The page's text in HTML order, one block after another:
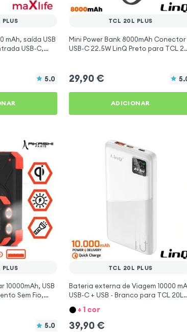
mAh, saída USB
USB-C,
5.0
TCL 20L PLUS
Mini Power Bank 8000mAh Conector
USB-C 22.5W LinQ Preto para TCL
29,90 €
ADICIONAR
10000mAh, USB
Sem Fio,
5.0
TCL 20L PLUS
Bateria externa de Viagem 10000
USB-C + USB - Branco para TCL 20L
+ 1 cor
39,90 €